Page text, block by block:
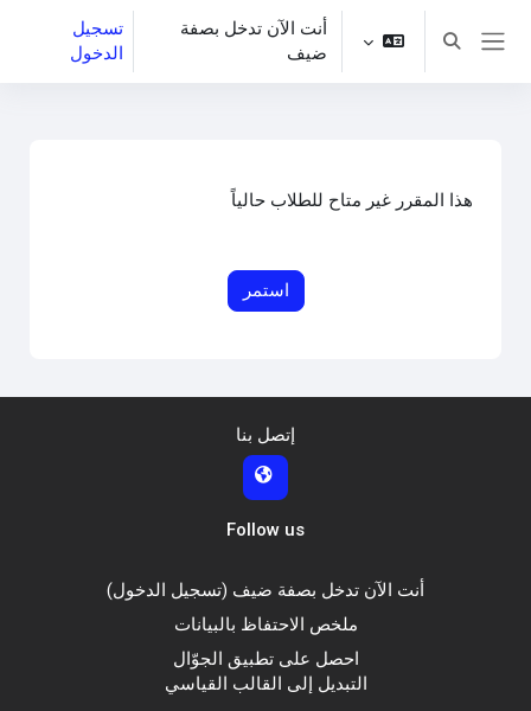
تخطى إلى المحتوى الرئيسي
تبديل إدخال البحث
أنت الآن تدخل بصفة
ضيف
تسجيل
الدخول
هذا المقرر غير متاح للطلاب حالياً
استمر
إتصل بنا
Follow us
أنت الآن تدخل بصفة ضيف (تسجيل الدخول)
ملخص الاحتفاظ بالبيانات
احصل على تطبيق الجوّال
التبديل إلى القالب القياسي